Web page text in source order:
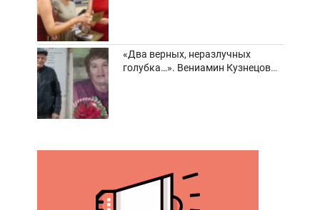
«Два верных, неразлучных
голубка…». Вениамин Кузнецов